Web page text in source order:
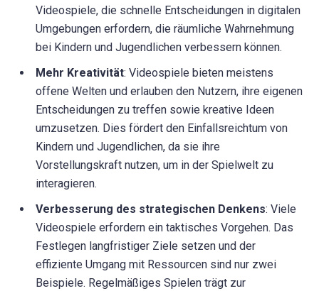
Videospiele, die schnelle Entscheidungen in digitalen
Umgebungen erfordern, die räumliche Wahrnehmung
bei Kindern und Jugendlichen verbessern können.
Mehr Kreativität: Videospiele bieten meistens
offene Welten und erlauben den Nutzern, ihre eigenen
Entscheidungen zu treffen sowie kreative Ideen
umzusetzen. Dies fördert den Einfallsreichtum von
Kindern und Jugendlichen, da sie ihre
Vorstellungskraft nutzen, um in der Spielwelt zu
interagieren.
Verbesserung des strategischen Denkens: Viele
Videospiele erfordern ein taktisches Vorgehen. Das
Festlegen langfristiger Ziele setzen und der
effiziente Umgang mit Ressourcen sind nur zwei
Beispiele. Regelmäßiges Spielen trägt zur